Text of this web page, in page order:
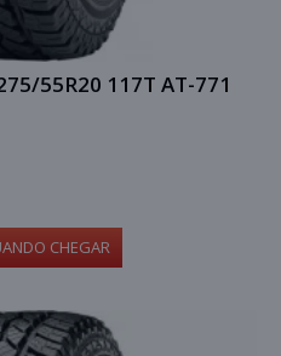
55R20 117T AT-771
CHEGAR